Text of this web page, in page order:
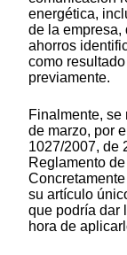
energética,
de la empresa,
ahorros
como
previamente.
Finalmente,
de marzo, por
1027/2007, de
Reglamento
su artículo
que podría dar
hora de